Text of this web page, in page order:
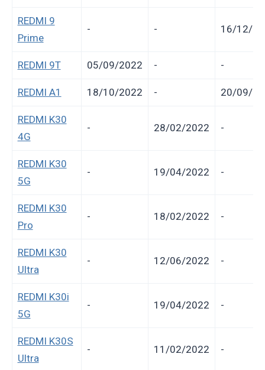
REDMI 9
Prime
- - 16/12/
REDMI 9T 05/09/2022 - -
REDMI A1 18/10/2022 - 20/09/
REDMI K30
4G
- 28/02/2022 -
REDMI K30
5G
- 19/04/2022 -
REDMI K30
Pro
- 18/02/2022 -
REDMI K30
Ultra
- 12/06/2022 -
REDMI K30i
5G
- 19/04/2022 -
REDMI K30S
Ultra
- 11/02/2022 -